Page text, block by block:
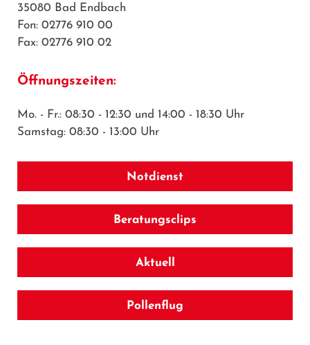
35080 Bad Endbach
Fon: 02776 910 00
Fax: 02776 910 02
Öffnungszeiten:
Mo. - Fr.: 08:30 - 12:30 und 14:00 - 18:30 Uhr
Samstag: 08:30 - 13:00 Uhr
Notdienst
Beratungsclips
Aktuell
Pollenflug